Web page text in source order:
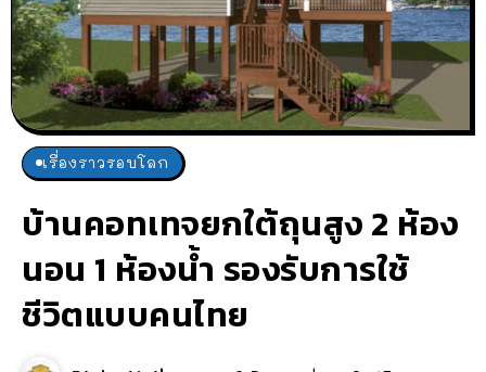
เรื่องราวรอบโลก
บ้านคอทเทจยกใต้ถุนสูง 2 ห้อง
นอน 1 ห้องน้ำ รองรับการใช้
ชีวิตแบบคนไทย